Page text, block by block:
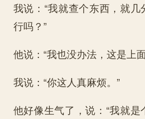
我说：“我就查个东西，就几
行吗？”
他说：“我也没办法，这是上
我说：“你这人真麻烦。”
他好像生气了，说：“我就是